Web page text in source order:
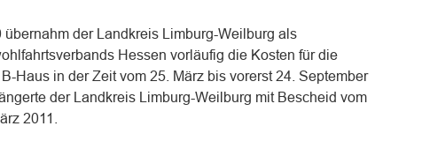
der Landkreis Limburg-Weilburg als
Hessen vorläufig die Kosten für die
Haus in der Zeit vom 25. März bis vorerst 24. September
der Landkreis Limburg-Weilburg mit Bescheid vom
2011.